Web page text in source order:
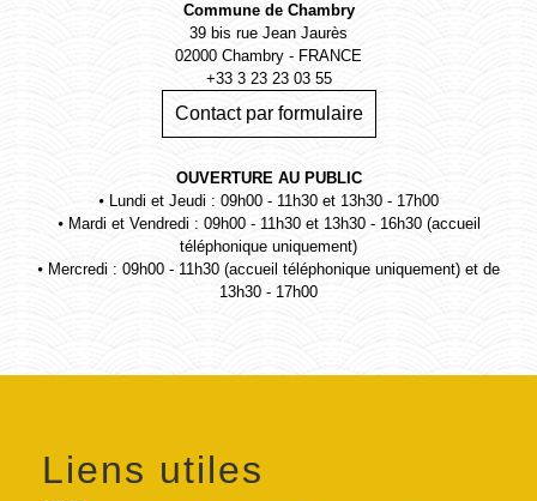
Commune de Chambry
39 bis rue Jean Jaurès
02000 Chambry - FRANCE
+33 3 23 23 03 55
Contact par formulaire
OUVERTURE AU PUBLIC
⦁ Lundi et Jeudi : 09h00 - 11h30 et 13h30 - 17h00
⦁ Mardi et Vendredi : 09h00 - 11h30 et 13h30 - 16h30 (accueil
téléphonique uniquement)
⦁ Mercredi : 09h00 - 11h30 (accueil téléphonique uniquement) et de
13h30 - 17h00
Liens utiles